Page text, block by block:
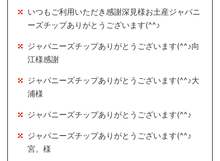
いつもご利用いただき感謝深見様お土産ジャパニ
ーズチップありがとうございます(^^♪
ジャパニーズチップありがとうございます(^^♪向
江様感謝
ジャパニーズチップありがとうございます(^^♪大
浦様
ジャパニーズチップありがとうございます(^^♪
ジャパニーズチップありがとうございます(^^♪
宮。様